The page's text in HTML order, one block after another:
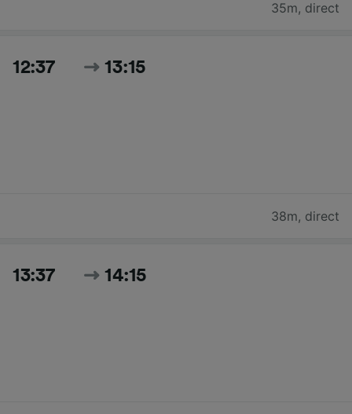
35m, direct
12:37 13:15
38m, direct
13:37 14:15